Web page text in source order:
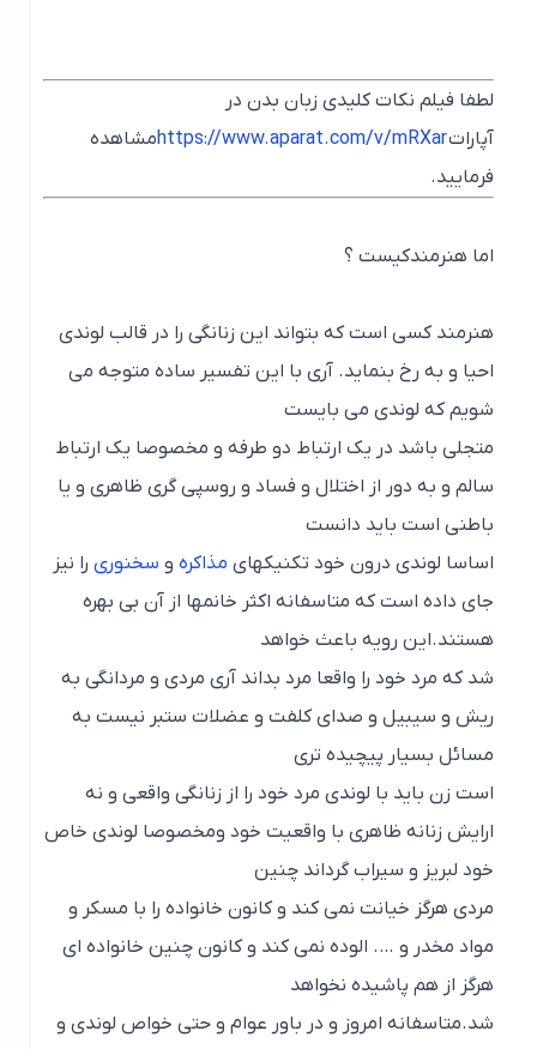
لطفا فیلم نکات کلیدی زبان بدن در
آپاراتhttps://www.aparat.com/v/mRXarمشاهده
فرمایید.
اما هنرمندکیست ؟
هنرمند کسی است که بتواند این زنانگی را در قالب لوندی
احیا و به رخ بنماید. آری با این تفسیر ساده متوجه می
شویم که لوندی می بایست
متجلی باشد در یک ارتباط دو طرفه و مخصوصا یک ارتباط
سالم و به دور از اختلال و فساد و روسپی گری ظاهری و یا
باطنی است باید دانست
اساسا لوندی درون خود تکنیکهایمذاکرهوسخنوریرا نیز
جای داده است که متاسفانه اکثر خانمها از آن بی بهره
هستند.این رویه باعث خواهد
شد که مرد خود را واقعا مرد بداند آری مردی و مردانگی به
ریش و سیبیل و صدای کلفت و عضلات ستبر نیست به
مسائل بسیار پیچیده تری
است زن باید با لوندی مرد خود را از زنانگی واقعی و نه
ارایش زنانه ظاهری با واقعیت خود ومخصوصا لوندی خاص
خود لبریز و سیراب گرداند چنین
مردی هرگز خیانت نمی کند و کانون خانواده را با مسکر و
مواد مخدر و …. الوده نمی کند و کانون چنین خانواده ای
هرگز از هم پاشیده نخواهد
شد.متاسفانه امروز و در باور عوام و حتی خواص لوندی و